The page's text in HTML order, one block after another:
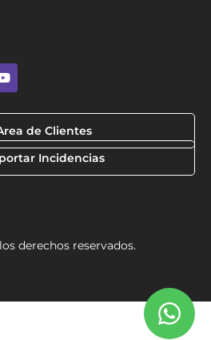
de Clientes
Incidencias
derechos reservados.